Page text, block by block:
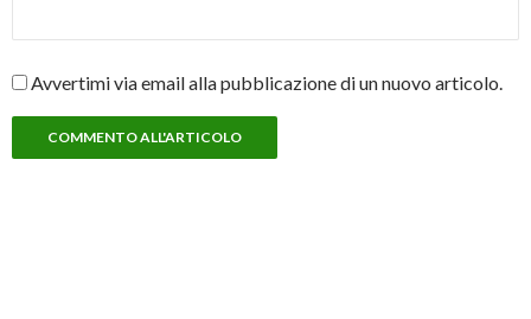
Avvertimi via email alla pubblicazione di un nuovo articolo.